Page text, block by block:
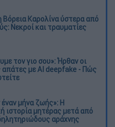
Βόρεια Καρολίνα ύστερα από
Νεκροί και τραυματίες
τον γιο σου»: Ήρθαν οι
απάτες με AI deepfake - Πώς
μήνα ζωής»: Η
ιστορία μητέρας μετά από
αράχνης